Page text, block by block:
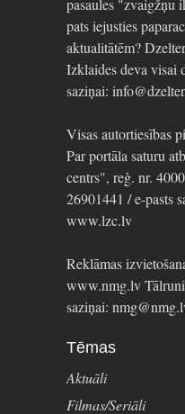
pats iejusties
aktualitātēm?
Izklaides deva visai
saziņai:
Visas autortiesības
Par portāla saturu
centrs", reģ. nr.
26901441 / e-pasts
www.lzc.lv
Reklāmas
www.nmg.lv
saziņai:
Tēmas
Aktuāli
Filmas/Seriāli